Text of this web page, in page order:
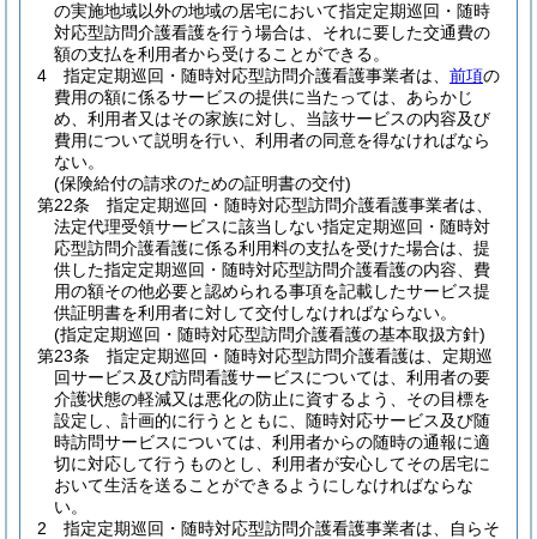
の実施地域以外の地域の居宅において指定定期巡回・随時
対応型訪問介護看護を行う場合は、それに要した交通費の
額の支払を利用者から受けることができる。
4
指定定期巡回・随時対応型訪問介護看護事業者は、 前項の
費用の額に係るサービスの提供に当たっては、あらかじ
め、利用者又はその家族に対し、当該サービスの内容及び
費用について説明を行い、利用者の同意を得なければなら
ない。
(保険給付の請求のための証明書の交付)
第22条
指定定期巡回・随時対応型訪問介護看護事業者は、
法定代理受領サービスに該当しない指定定期巡回・随時対
応型訪問介護看護に係る利用料の支払を受けた場合は、提
供した指定定期巡回・随時対応型訪問介護看護の内容、費
用の額その他必要と認められる事項を記載したサービス提
供証明書を利用者に対して交付しなければならない。
(指定定期巡回・随時対応型訪問介護看護の基本取扱方針)
第23条
指定定期巡回・随時対応型訪問介護看護は、定期巡
回サービス及び訪問看護サービスについては、利用者の要
介護状態の軽減又は悪化の防止に資するよう、その目標を
設定し、計画的に行うとともに、随時対応サービス及び随
時訪問サービスについては、利用者からの随時の通報に適
切に対応して行うものとし、利用者が安心してその居宅に
おいて生活を送ることができるようにしなければならな
い。
2
指定定期巡回・随時対応型訪問介護看護事業者は、自らそ